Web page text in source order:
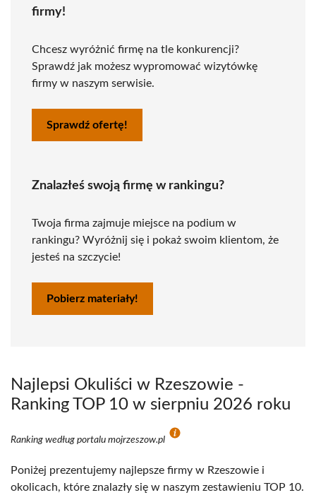
firmy!
Chcesz wyróżnić firmę na tle konkurencji?
Sprawdź jak możesz wypromować wizytówkę
firmy w naszym serwisie.
Sprawdź ofertę!
Znalazłeś swoją firmę w rankingu?
Twoja firma zajmuje miejsce na podium w
rankingu? Wyróżnij się i pokaż swoim klientom, że
jesteś na szczycie!
Pobierz materiały!
Najlepsi Okuliści w Rzeszowie -
Ranking TOP 10 w sierpniu 2026 roku
Ranking według portalu mojrzeszow.pl
Poniżej prezentujemy najlepsze firmy w Rzeszowie i
okolicach, które znalazły się w naszym zestawieniu TOP 10.